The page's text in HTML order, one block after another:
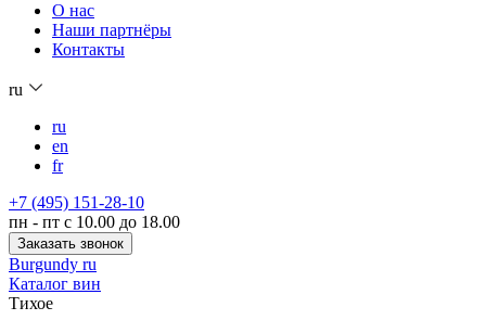
О нас
Наши партнёры
Контакты
ru
ru
en
fr
+7 (495) 151-28-10
пн - пт с 10.00 до 18.00
Заказать звонок
Burgundy ru
Каталог вин
Тихое